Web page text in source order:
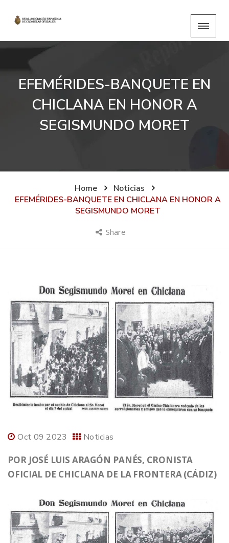
EFEMÉRIDES-BANQUETE EN
CHICLANA EN HONOR A
SEGISMUNDO MORET
Home
Noticias
EFEMÉRIDES-BANQUETE EN CHICLANA EN HONOR A
SEGISMUNDO MORET
Share
Oct 09 2023 Noticias
POR JOSÉ LUIS ARAGÓN PANÉS, CRONISTA
OFICIAL DE CHICLANA DE LA FRONTERA (CÁDIZ)